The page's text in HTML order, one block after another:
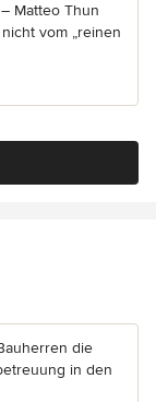
Matteo Thun
vom „reinen
die
in den